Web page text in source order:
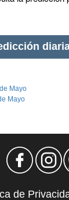
Mayo
Mayo
de